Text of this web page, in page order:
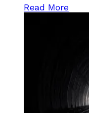
ses tonu ne
Read More